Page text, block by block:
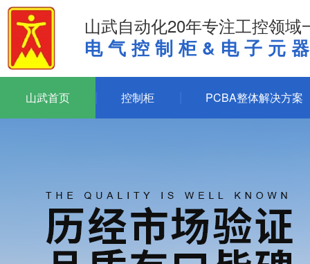
山武自动化20年专注工控领
电气控制柜&电子元
山武首页 控制柜 PCBA整体解决方案